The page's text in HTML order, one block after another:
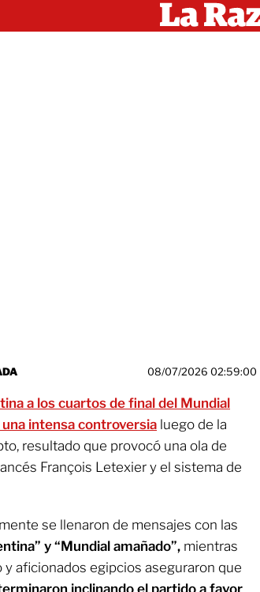
08/07/2026 02:59:00
a los cuartos de final del Mundial
intensa controversia luego de la
resultado que provocó una ola de
François Letexier y el sistema de
se llenaron de mensajes con las
y “Mundial amañado”, mientras
aficionados egipcios aseguraron que
inclinando el partido a favor